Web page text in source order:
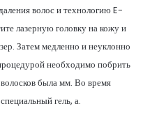
волос и технологию E-
лазерную головку на кожу и
Затем медленно и неуклонно
необходимо побрить
была мм. Во время
гель, а.